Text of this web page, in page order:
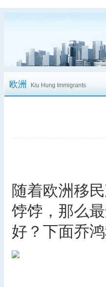
欧洲 Kiu Hung Immigrants
随着欧洲移
饽饽，那么
好？下面乔